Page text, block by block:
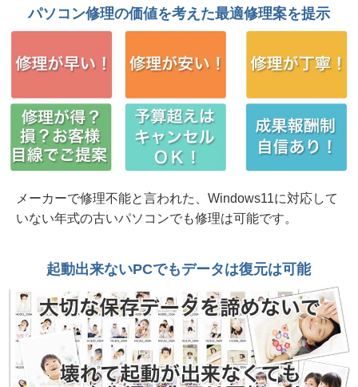
2026年 8月 3日 音が出ない、WiFiが繋がらな
い、動作も遅い マウスコンピュータ 水戸市
2026年 8月 3日 当社修理記事を見てご来店
2026年 7月30日 起動不能/職場環境改善 富士通
ESPLIMO D587/RX 笠間市法人様から
2026年 7月30日 水戸市法人様 NEC PC コーヒ
2026年 7月30日 Insert system disk in drive... 起
2026年 7月30日 2in1 HP ENVY x360 15インチ
モデル ヒンジ部分破損 日立市個人様から
2026年 7月26日 購入2か月 落下で画面破損 富
士通FMV U500-K3 水戸市
2026年 7月25日 コーラ零しで起動不能 富士通
パソコン修理の価値を考えた最適修理案を提示
メーカーで修理不能と言われた、Windows11に対応して
いない年式の古いパソコンでも修理は可能です。
起動出来ないPCでもデータは復元は可能